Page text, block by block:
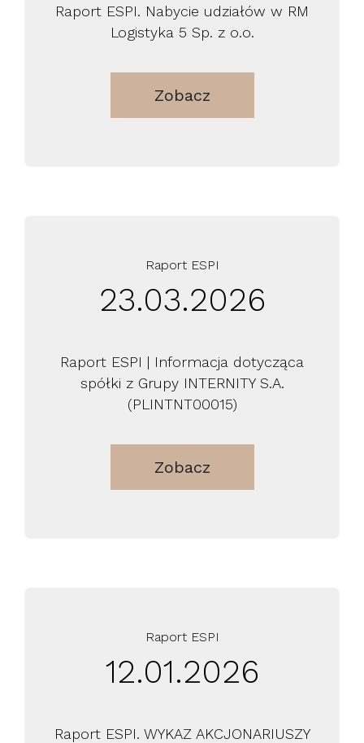
Raport ESPI. Nabycie udziałów w RM
Logistyka 5 Sp. z o.o.
Zobacz
Raport ESPI
23.03.2026
Raport ESPI | Informacja dotycząca
spółki z Grupy INTERNITY S.A.
(PLINTNT00015)
Zobacz
Raport ESPI
12.01.2026
Raport ESPI. WYKAZ AKCJONARIUSZY